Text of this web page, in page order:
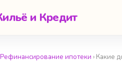
и Кредит
Рефинансирование ипотеки › Какие